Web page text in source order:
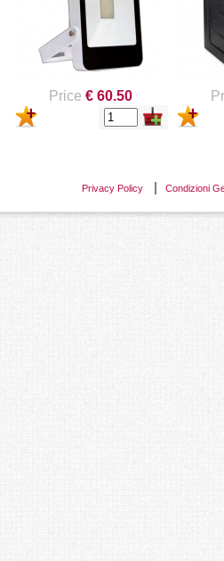
Price € 60.50
Privacy Policy Condizioni